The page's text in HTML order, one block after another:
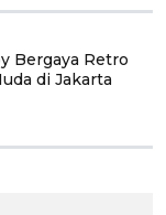
Bergaya Retro
di Jakarta